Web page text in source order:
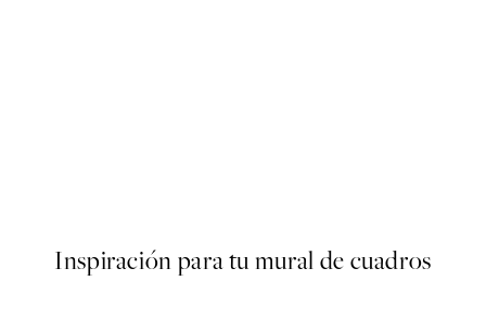
Inspiración para tu mural de cuadros